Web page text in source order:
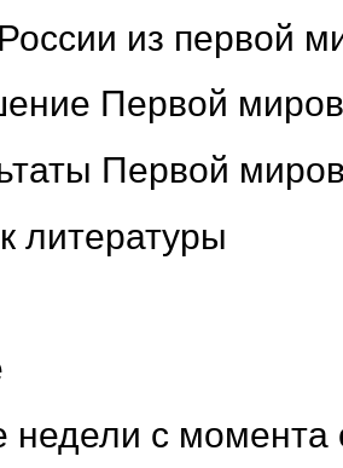
из первой
Первой
Первой
литературы
недели с момента